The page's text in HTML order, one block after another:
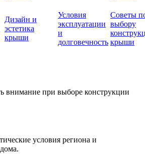
Дизайн и
эстетика
крыши
Условия
эксплуатации
и
долговечность
Советы
выбору
крыши
внимание при выборе конструкции
условия региона и